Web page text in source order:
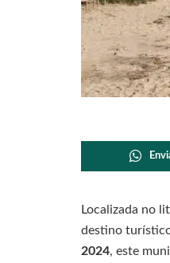
Localizada no
destino
2024, este